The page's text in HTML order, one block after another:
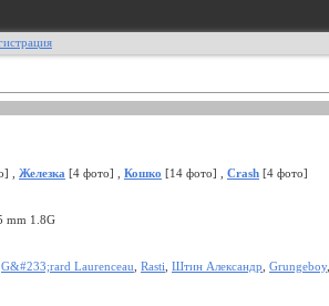
, Железка [4 фото] , Кошко [14 фото] , Crash [4 фото]
mm 1.8G
G&#233;rard Laurenceau Rasti Штин Александр Grungeboy,